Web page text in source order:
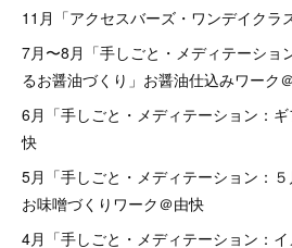
11月「アクセスバーズ・ワンデイクラ
7月〜8月「手しごと・メディテーショ
るお醤油づくり」お醤油仕込みワーク
6月「手しごと・メディテーション：
快
5月「手しごと・メディテーション：５
お味噌づくりワーク＠由快
4月「手しごと・メディテーション：